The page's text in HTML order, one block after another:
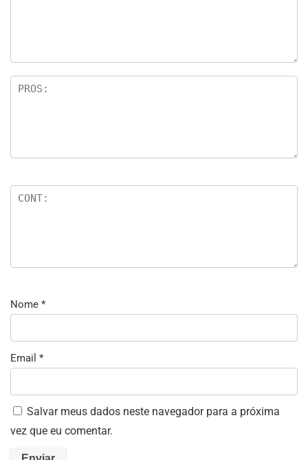
Nome *
Email *
Salvar meus dados neste navegador para a próxima
vez que eu comentar.